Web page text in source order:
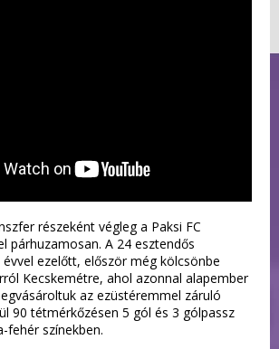
részeként végleg a Paksi FC
párhuzamosan. A 24 esztendős
ezelőtt, először még kölcsönbe
Kecskemétre, ahol azonnal alapember
az ezüstéremmel záruló
90 tétmérkőzésen 5 gól és 3 gólpassz
fehér színekben.